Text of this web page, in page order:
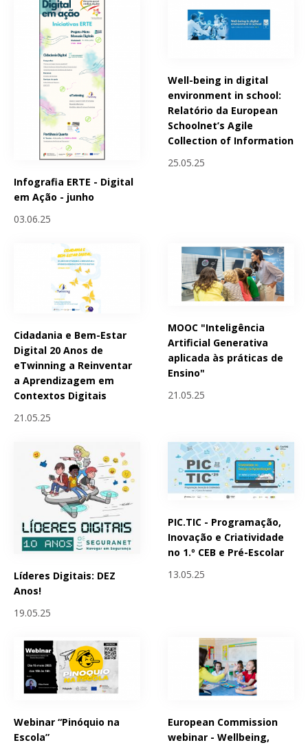
Infografia ERTE - Digital
em Ação - junho
03.06.25
Well-being in digital
environment in school:
Relatório da European
Schoolnet’s Agile
Collection of Information
25.05.25
Cidadania e Bem-Estar
Digital 20 Anos de
eTwinning a Reinventar
a Aprendizagem em
Contextos Digitais
21.05.25
MOOC "Inteligência
Artificial Generativa
aplicada às práticas de
Ensino"
21.05.25
Líderes Digitais: DEZ
Anos!
19.05.25
PIC.TIC - Programação,
Inovação e Criatividade
no 1.º CEB e Pré-Escolar
13.05.25
Webinar “Pinóquio na
Escola”
European Commission
webinar - Wellbeing,